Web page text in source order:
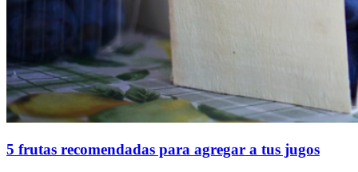
5 frutas recomendadas para agregar a tus jugos